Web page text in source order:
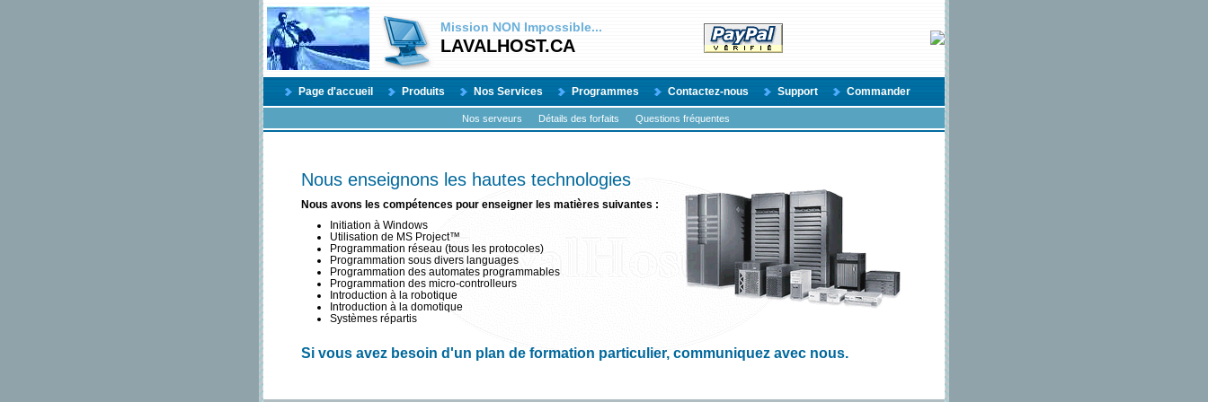
Mission NON Impossible...
LAVALHOST.CA
Page d'accueil Produits Nos Services Programmes Contactez-nous Support Commander
Nos serveurs Détails des forfaits Questions fréquentes
Nous enseignons les hautes technologies
Nous avons les compétences pour enseigner les matières suivantes :
Initiation à Windows
Utilisation de MS Project™
Programmation réseau (tous les protocoles)
Programmation sous divers languages
Programmation des automates programmables
Programmation des micro-controlleurs
Introduction à la robotique
Introduction à la domotique
Systèmes répartis
Si vous avez besoin d'un plan de formation particulier, communiquez avec nous.